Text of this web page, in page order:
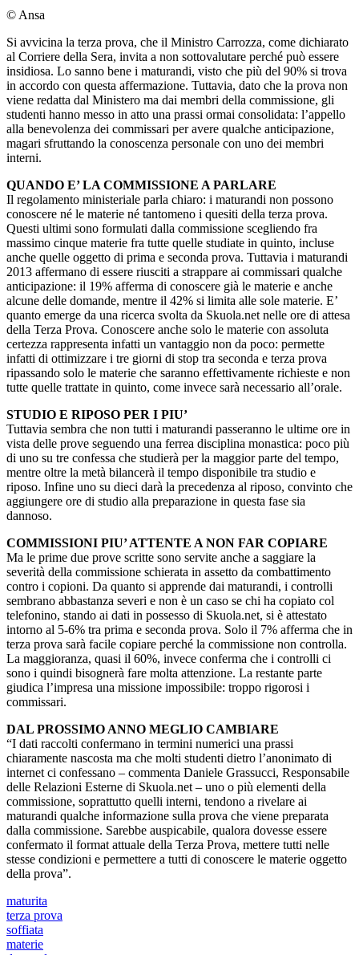
© Ansa
Si avvicina la terza prova, che il Ministro Carrozza, come dichiarato
al Corriere della Sera, invita a non sottovalutare perché può essere
insidiosa. Lo sanno bene i maturandi, visto che più del 90% si trova
in accordo con questa affermazione. Tuttavia, dato che la prova non
viene redatta dal Ministero ma dai membri della commissione, gli
studenti hanno messo in atto una prassi ormai consolidata: l’appello
alla benevolenza dei commissari per avere qualche anticipazione,
magari sfruttando la conoscenza personale con uno dei membri
interni.
QUANDO E’ LA COMMISSIONE A PARLARE
Il regolamento ministeriale parla chiaro: i maturandi non possono
conoscere né le materie né tantomeno i quesiti della terza prova.
Questi ultimi sono formulati dalla commissione scegliendo fra
massimo cinque materie fra tutte quelle studiate in quinto, incluse
anche quelle oggetto di prima e seconda prova. Tuttavia i maturandi
2013 affermano di essere riusciti a strappare ai commissari qualche
anticipazione: il 19% afferma di conoscere già le materie e anche
alcune delle domande, mentre il 42% si limita alle sole materie. E’
quanto emerge da una ricerca svolta da Skuola.net nelle ore di attesa
della Terza Prova. Conoscere anche solo le materie con assoluta
certezza rappresenta infatti un vantaggio non da poco: permette
infatti di ottimizzare i tre giorni di stop tra seconda e terza prova
ripassando solo le materie che saranno effettivamente richieste e non
tutte quelle trattate in quinto, come invece sarà necessario all’orale.
STUDIO E RIPOSO PER I PIU’
Tuttavia sembra che non tutti i maturandi passeranno le ultime ore in
vista delle prove seguendo una ferrea disciplina monastica: poco più
di uno su tre confessa che studierà per la maggior parte del tempo,
mentre oltre la metà bilancerà il tempo disponibile tra studio e
riposo. Infine uno su dieci darà la precedenza al riposo, convinto che
aggiungere ore di studio alla preparazione in questa fase sia
dannoso.
COMMISSIONI PIU’ ATTENTE A NON FAR COPIARE
Ma le prime due prove scritte sono servite anche a saggiare la
severità della commissione schierata in assetto da combattimento
contro i copioni. Da quanto si apprende dai maturandi, i controlli
sembrano abbastanza severi e non è un caso se chi ha copiato col
telefonino, stando ai dati in possesso di Skuola.net, si è attestato
intorno al 5-6% tra prima e seconda prova. Solo il 7% afferma che in
terza prova sarà facile copiare perché la commissione non controlla.
La maggioranza, quasi il 60%, invece conferma che i controlli ci
sono i quindi bisognerà fare molta attenzione. La restante parte
giudica l’impresa una missione impossibile: troppo rigorosi i
commissari.
DAL PROSSIMO ANNO MEGLIO CAMBIARE
“I dati raccolti confermano in termini numerici una prassi
chiaramente nascosta ma che molti studenti dietro l’anonimato di
internet ci confessano – commenta Daniele Grassucci, Responsabile
delle Relazioni Esterne di Skuola.net – uno o più elementi della
commissione, soprattutto quelli interni, tendono a rivelare ai
maturandi qualche informazione sulla prova che viene preparata
dalla commissione. Sarebbe auspicabile, qualora dovesse essere
confermato il format attuale della Terza Prova, mettere tutti nelle
stesse condizioni e permettere a tutti di conoscere le materie oggetto
della prova”.
maturita
terza prova
soffiata
materie